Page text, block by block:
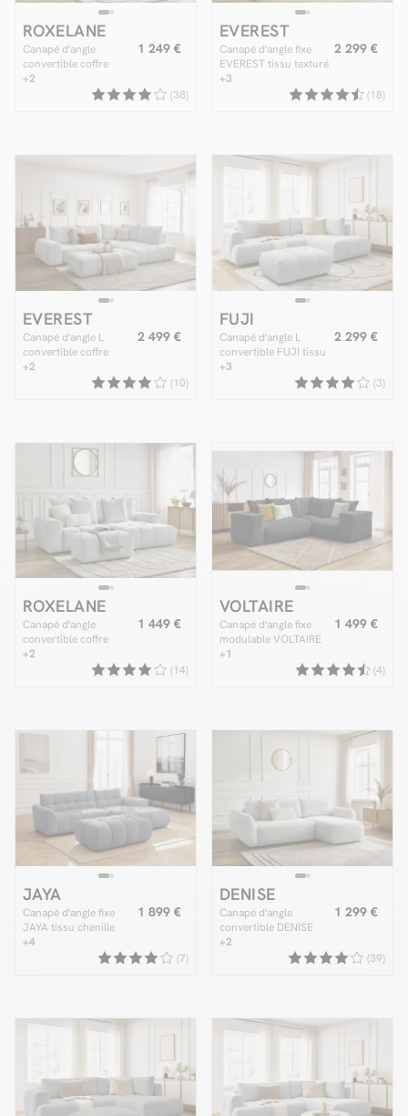
ROXELANE
Canapé d'angle
convertible coffre
ROXELANE tissu chiné
1 249 €
+2
(38)
EVEREST
Canapé d'angle fixe
EVEREST tissu texturé
avec pouf
2 299 €
+3
(18)
EVEREST
Canapé d'angle L
convertible coffre
EVEREST tissu chiné
2 499 €
+2
(10)
FUJI
Canapé d'angle L
convertible FUJI tissu
lisse avec pouf
2 299 €
+3
(3)
ROXELANE
Canapé d'angle
convertible coffre
ROXELANE tissu chiné
1 449 €
+2
(14)
VOLTAIRE
Canapé d'angle fixe
modulable VOLTAIRE
avec 1 chauffeuse 2
places, 1 angle et 1
1 499 €
+1
(4)
JAYA
Canapé d'angle fixe
JAYA tissu chenille
avec pouf
1 899 €
+4
(7)
DENISE
Canapé d'angle
convertible DENISE
tissu texturé
1 299 €
+2
(39)